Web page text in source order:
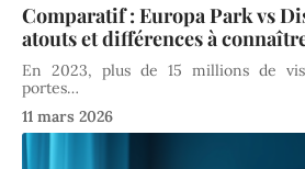
Comparatif : Europa Park vs
atouts et différences à
En 2023, plus de 15 millions de
portes…
11 mars 2026